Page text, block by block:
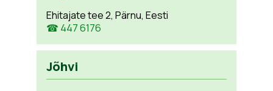
Ehitajate tee 2, Pärnu, Eesti
☎ 447 6176
Jõhvi